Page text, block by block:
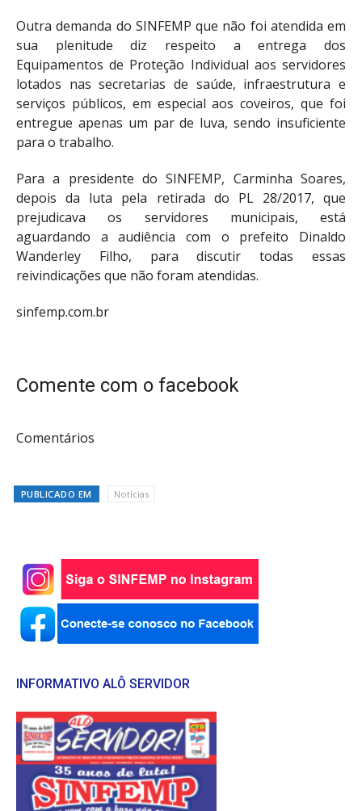
Outra demanda do SINFEMP que não foi atendida em
sua plenitude diz respeito a entrega dos
Equipamentos de Proteção Individual aos servidores
lotados nas secretarias de saúde, infraestrutura e
serviços públicos, em especial aos coveiros, que foi
entregue apenas um par de luva, sendo insuficiente
para o trabalho.
Para a presidente do SINFEMP, Carminha Soares,
depois da luta pela retirada do PL 28/2017, que
prejudicava os servidores municipais, está
aguardando a audiência com o prefeito Dinaldo
Wanderley Filho, para discutir todas essas
reivindicações que não foram atendidas.
sinfemp.com.br
Comente com o facebook
Comentários
PUBLICADO EM Notícias
INFORMATIVO ALÔ SERVIDOR